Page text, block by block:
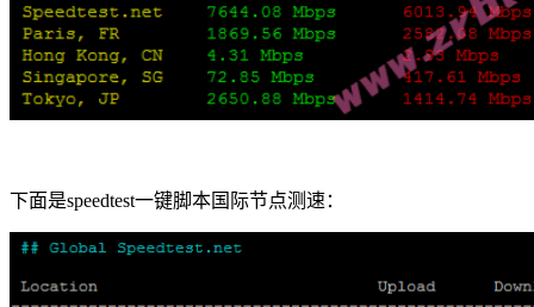
下面是speedtest一键脚本国际节点测速：